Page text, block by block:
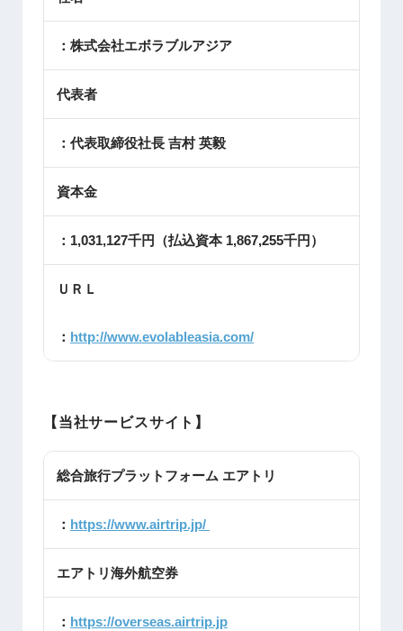
：株式会社エボラブルアジア
代表者
：代表取締役社長 吉村 英毅
資本金
：1,031,127千円（払込資本 1,867,255千円）
ＵＲＬ
： http://www.evolableasia.com/
【当社サービスサイト】
総合旅行プラットフォーム エアトリ
： https://www.airtrip.jp/
エアトリ海外航空券
： https://overseas.airtrip.jp